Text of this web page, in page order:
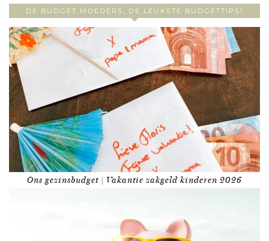
DE BUDGET MOEDERS, DE LEUKSTE BUDGETTIPS!
Ons gezinsbudget | Vakantie zakgeld kinderen 2026